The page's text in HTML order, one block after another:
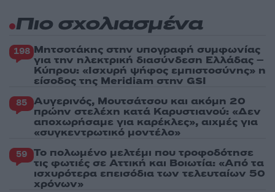
Πιο σχολιασμένα
198 Μητσοτάκης στην υπογραφή συμφωνίας
για την ηλεκτρική διασύνδεση Ελλάδας –
Κύπρου: «Ισχυρή ψήφος εμπιστοσύνης» η
είσοδος της Meridiam στην GSI
85 Αυγερινός, Μουτσάτσου και ακόμη 20
πρώην στελέχη κατά Καρυστιανού: «Δεν
αποχωρήσαμε για καρέκλες», αιχμές για
«συγκεντρωτικό μοντέλο»
59 Το πολωμένο μελτέμι που τροφοδότησε
τις φωτιές σε Αττική και Βοιωτία: «Από τα
ισχυρότερα επεισόδια των τελευταίων 50
χρόνων»